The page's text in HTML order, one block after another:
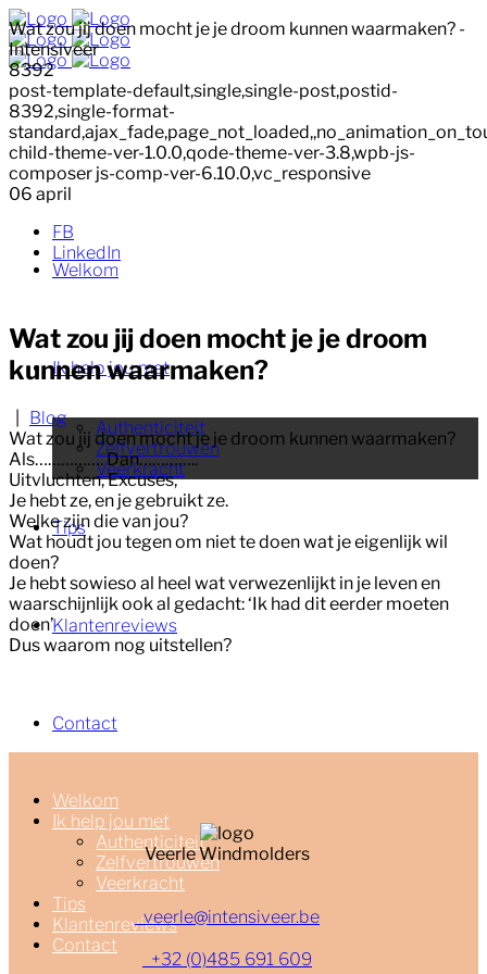
Welkom
Ik help jou met
Authenticiteit
Zelfvertrouwen
Veerkracht
Tips
Klantenreviews
Contact
Welkom
Ik help jou met
Authenticiteit
Zelfvertrouwen
Veerkracht
Tips
Klantenreviews
Contact
Wat zou jij doen mocht je je droom kunnen waarmaken? -
Intensiveer
8392
post-template-default,single,single-post,postid-
8392,single-format-
child-theme-ver-1.0.0,qode-theme-ver-3.8,wpb-js-
composer js-comp-ver-6.10.0,vc_responsive
06 april
FB
LinkedIn
Wat zou jij doen mocht je je droom
kunnen waarmaken?
Blog
Wat zou jij doen mocht je je droom kunnen waarmaken?
Als……………. Dan…………..
Uitvluchten, Excuses,
Je hebt ze, en je gebruikt ze.
Welke zijn die van jou?
Wat houdt jou tegen om niet te doen wat je eigenlijk wil
doen?
Je hebt sowieso al heel wat verwezenlijkt in je leven en
waarschijnlijk ook al gedacht: ‘Ik had dit eerder moeten
doen’
Dus waarom nog uitstellen?
Veerle Windmolders
veerle@intensiveer.be
+32 (0)485 691 609